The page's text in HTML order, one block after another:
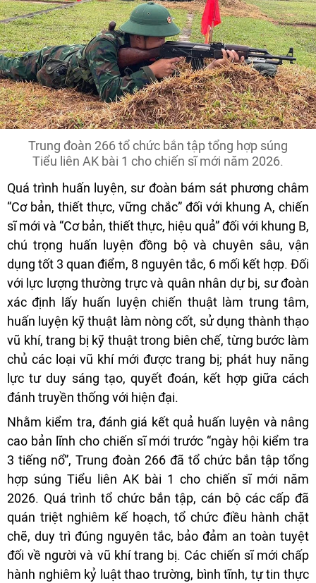
Trung đoàn 266 tổ chức bắn tập tổng hợp súng
Tiểu liên AK bài 1 cho chiến sĩ mới năm 2026.
Quá trình huấn luyện, sư đoàn bám sát phương châm
“Cơ bản, thiết thực, vững chắc” đối với khung A, chiến
sĩ mới và “Cơ bản, thiết thực, hiệu quả” đối với khung B,
chú trọng huấn luyện đồng bộ và chuyên sâu, vận
dụng tốt 3 quan điểm, 8 nguyên tắc, 6 mối kết hợp. Đối
với lực lượng thường trực và quân nhân dự bị, sư đoàn
xác định lấy huấn luyện chiến thuật làm trung tâm,
huấn luyện kỹ thuật làm nòng cốt, sử dụng thành thạo
vũ khí, trang bị kỹ thuật trong biên chế, từng bước làm
chủ các loại vũ khí mới được trang bị; phát huy năng
lực tư duy sáng tạo, quyết đoán, kết hợp giữa cách
đánh truyền thống với hiện đại.
Nhằm kiểm tra, đánh giá kết quả huấn luyện và nâng
cao bản lĩnh cho chiến sĩ mới trước “ngày hội kiểm tra
3 tiếng nổ”, Trung đoàn 266 đã tổ chức bắn tập tổng
hợp súng Tiểu liên AK bài 1 cho chiến sĩ mới năm
2026. Quá trình tổ chức bắn tập, cán bộ các cấp đã
quán triệt nghiêm kế hoạch, tổ chức điều hành chặt
chẽ, duy trì đúng nguyên tắc, bảo đảm an toàn tuyệt
đối về người và vũ khí trang bị. Các chiến sĩ mới chấp
hành nghiêm kỷ luật thao trường, bình tĩnh, tự tin thực